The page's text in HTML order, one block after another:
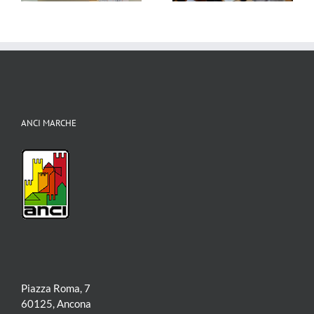
per tutti
ANCI MARCHE
Piazza Roma, 7
60125, Ancona